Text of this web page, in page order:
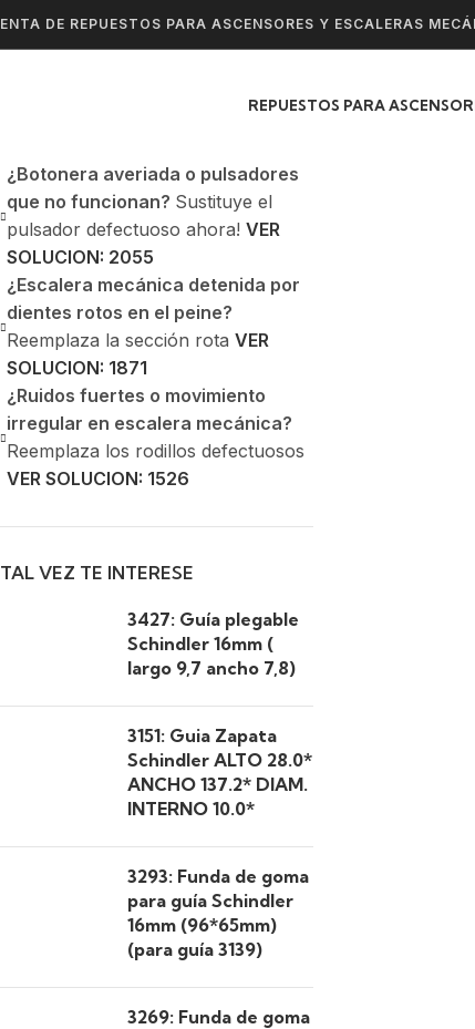
DE REPUESTOS PARA ASCENSORES Y ESCALERAS
REPUESTOS PARA
¿Botonera averiada o pulsadores
que no funcionan? Sustituye el
pulsador defectuoso ahora! VER
SOLUCION: 2055
¿Escalera mecánica detenida por
dientes rotos en el peine?
Reemplaza la sección rota VER
SOLUCION: 1871
¿Ruidos fuertes o movimiento
irregular en escalera mecánica?
Reemplaza los rodillos defectuosos
VER SOLUCION: 1526
TAL VEZ TE INTERESE
3427: Guía plegable
Schindler 16mm (
largo 9,7 ancho 7,8)
3151: Guia Zapata
Schindler ALTO 28.0*
ANCHO 137.2* DIAM.
INTERNO 10.0*
3293: Funda de goma
para guía Schindler
16mm (96*65mm)
(para guía 3139)
3269: Funda de goma